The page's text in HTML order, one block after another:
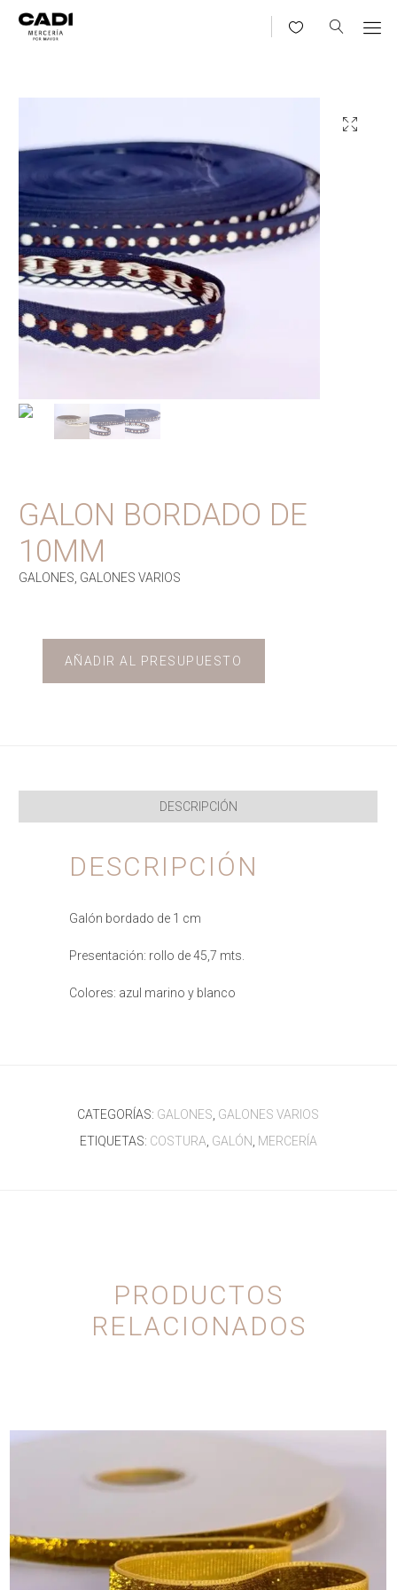
GALON BORDADO DE
10MM
GALONES GALONES VARIOS
AÑADIR AL PRESUPUESTO
DESCRIPCIÓN
DESCRIPCIÓN
Galón bordado de 1 cm
Presentación: rollo de 45,7 mts.
Colores: azul marino y blanco
CATEGORÍAS: GALONES GALONES VARIOS
ETIQUETAS: COSTURA GALÓN MERCERÍA
PRODUCTOS
RELACIONADOS